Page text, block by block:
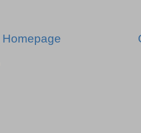
Homepage